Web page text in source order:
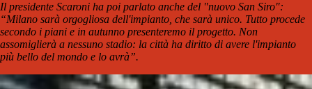
Il presidente Scaroni ha poi parlato anche del "nuovo San Siro":
“Milano sarà orgogliosa dell'impianto, che sarà unico. Tutto procede
secondo i piani e in autunno presenteremo il progetto. Non
assomiglierà a nessuno stadio: la città ha diritto di avere l'impianto
più bello del mondo e lo avrà”.